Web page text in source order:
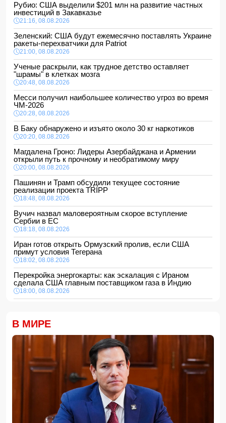
Рубио: США выделили $201 млн на развитие частных
инвестиций в Закавказье
21:16, 08.08.2026
Зеленский: США будут ежемесячно поставлять Украине
ракеты-перехватчики для Patriot
21:00, 08.08.2026
Ученые раскрыли, как трудное детство оставляет
"шрамы" в клетках мозга
20:48, 08.08.2026
Месси получил наибольшее количество угроз во время
ЧМ-2026
20:28, 08.08.2026
В Баку обнаружено и изъято около 30 кг наркотиков
20:20, 08.08.2026
Магдалена Гроно: Лидеры Азербайджана и Армении
открыли путь к прочному и необратимому миру
20:00, 08.08.2026
Пашинян и Трамп обсудили текущее состояние
реализации проекта TRIPP
18:48, 08.08.2026
Вучич назвал маловероятным скорое вступление
Сербии в ЕС
18:18, 08.08.2026
Иран готов открыть Ормузский пролив, если США
примут условия Тегерана
18:02, 08.08.2026
Перекройка энергокарты: как эскалация с Ираном
сделала США главным поставщиком газа в Индию
18:00, 08.08.2026
16:48, 08.08.2026
Турция ограничивает проход коммерческих судов в
Черное море
16:28, 08.08.2026
Каковы основные признаки гормональных нарушений?-
МЧС Азербайджана выступило с экстренным
предупреждением для населения
16:00, 08.08.2026
В МИРЕ